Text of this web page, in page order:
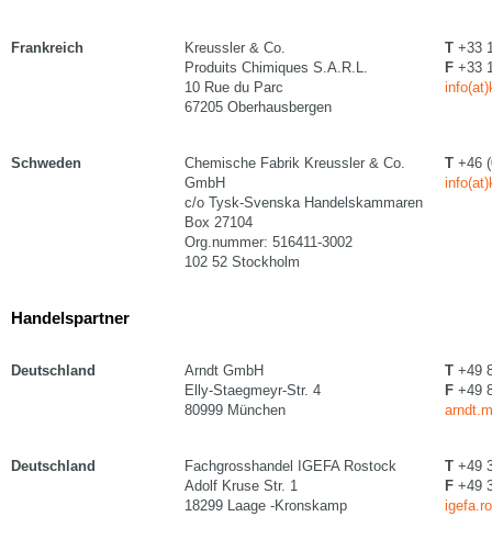
Frankreich
Kreussler & Co.
Produits Chimiques S.A.R.L.
10 Rue du Parc
67205 Oberhausbergen
T +33
F +33
Schweden
Chemische Fabrik Kreussler & Co.
GmbH
c/o Tysk-Svenska Handelskammaren
Box 27104
Org.nummer: 516411-3002
102 52 Stockholm
T +46
Handelspartner
Deutschland
Arndt GmbH
Elly-Staegmeyr-Str. 4
80999 München
T +49
F +49
Deutschland
Fachgrosshandel IGEFA Rostock
Adolf Kruse Str. 1
18299 Laage -Kronskamp
T +49
F +49